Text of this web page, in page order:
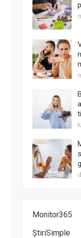
Monitor365
ȘtiriSimple